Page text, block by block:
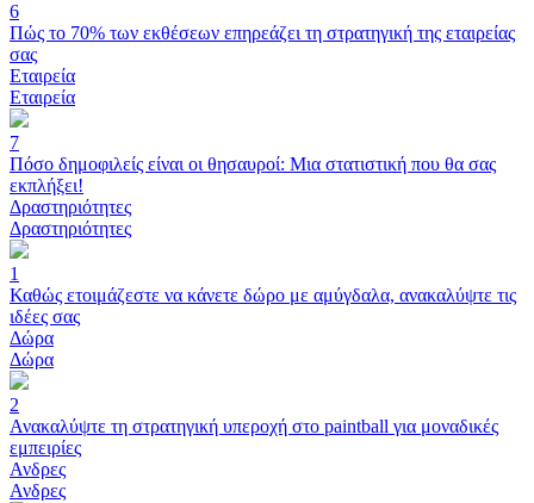
6
Πώς το 70% των εκθέσεων επηρεάζει τη στρατηγική της εταιρείας
σας
Εταιρεία
Εταιρεία
7
Πόσο δημοφιλείς είναι οι θησαυροί: Μια στατιστική που θα σας
εκπλήξει!
Δραστηριότητες
Δραστηριότητες
1
Καθώς ετοιμάζεστε να κάνετε δώρο με αμύγδαλα, ανακαλύψτε τις
ιδέες σας
Δώρα
Δώρα
2
Ανακαλύψτε τη στρατηγική υπεροχή στο paintball για μοναδικές
εμπειρίες
Ανδρες
Ανδρες